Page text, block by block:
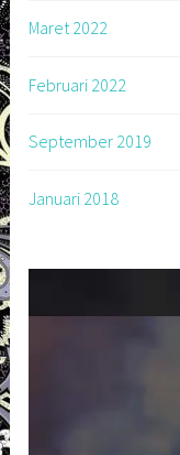
Maret 2022
Februari 2022
September 2019
Januari 2018